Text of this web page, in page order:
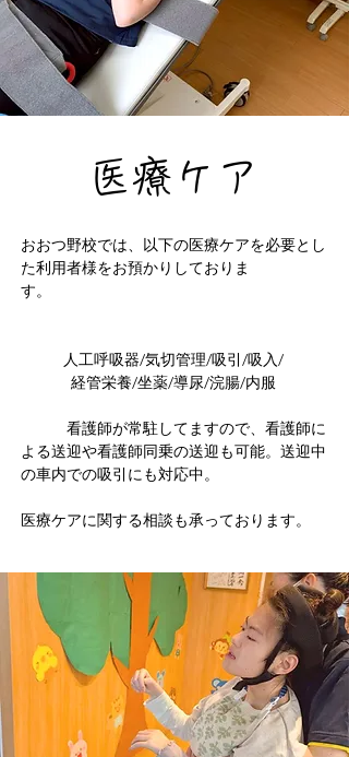
医療ケア
おおつ野校では、以下の医療ケアを必要とし
た利用者様をお預かりしておりま
す。
人工呼吸器/気切管理/吸引/吸入/
経管栄養/坐薬/導尿/浣腸/内服
看護師が常駐してますので、看護師に
よる送迎や看護師同乗の送迎も可能。 送迎中
の車内での吸引にも対応中。
医療ケアに関する相談も承っております。